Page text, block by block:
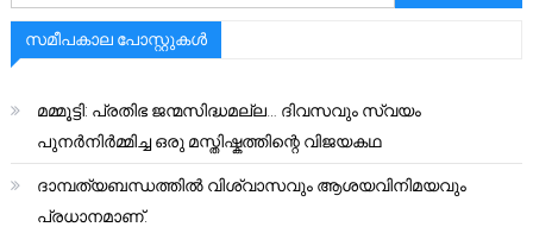
സമീപകാല പോസ്റ്റുകൾ
മമ്മൂട്ടി: പ്രതിഭ ജന്മസിദ്ധമല്ല… ദിവസവും സ്വയം
പുനർനിർമ്മിച്ച ഒരു മസ്തിഷ്കത്തിന്റെ വിജയകഥ
ദാമ്പത്യബന്ധത്തിൽ വിശ്വാസവും ആശയവിനിമയവും
പ്രധാനമാണ്.